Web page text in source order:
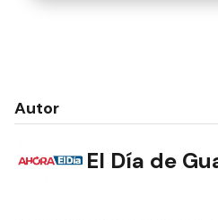
Autor
El Día de